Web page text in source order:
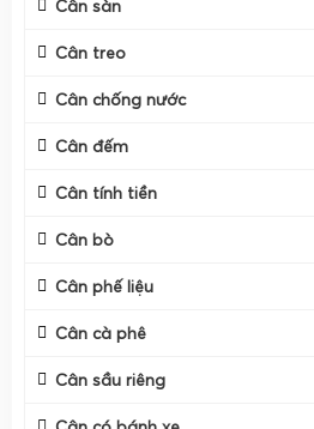
Cân sàn
Cân treo
Cân chống nước
Cân đếm
Cân tính tiền
Cân bò
Cân phế liệu
Cân cà phê
Cân sầu riêng